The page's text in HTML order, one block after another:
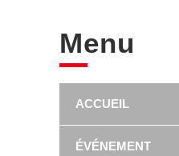
Menu
ACCUEIL
ÉVÉNEMENT